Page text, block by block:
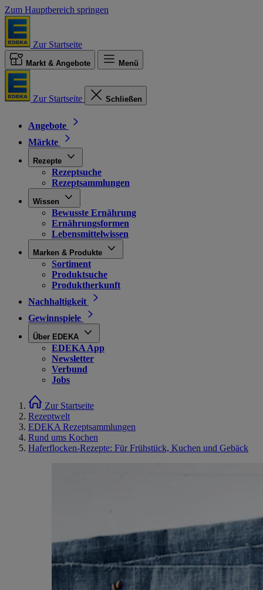
Zum Hauptbereich springen
Zur Startseite
Markt & Angebote Menü
Zur Startseite Schließen
Angebote
Märkte
Rezepte
Rezeptsuche
Rezeptsammlungen
Wissen
Bewusste Ernährung
Ernährungsformen
Lebensmittelwissen
Marken & Produkte
Sortiment
Produktsuche
Produktherkunft
Nachhaltigkeit
Gewinnspiele
Über EDEKA
EDEKA App
Newsletter
Verbund
Jobs
Zur Startseite
Rezeptwelt
EDEKA Rezeptsammlungen
Rund ums Kochen
Haferflocken-Rezepte: Für Frühstück, Kuchen und Gebäck